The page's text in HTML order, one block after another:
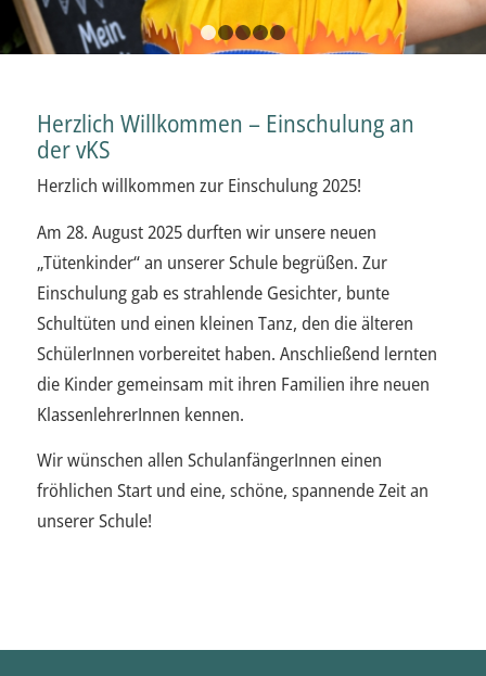
1 2 3 4 5
Herzlich Willkommen – Einschulung an
der vKS
Herzlich willkommen zur Einschulung 2025!
Am 28. August 2025 durften wir unsere neuen
„Tütenkinder“ an unserer Schule begrüßen. Zur
Einschulung gab es strahlende Gesichter, bunte
Schultüten und einen kleinen Tanz, den die älteren
SchülerInnen vorbereitet haben. Anschließend lernten
die Kinder gemeinsam mit ihren Familien ihre neuen
KlassenlehrerInnen kennen.
Wir wünschen allen SchulanfängerInnen einen
fröhlichen Start und eine, schöne, spannende Zeit an
unserer Schule!